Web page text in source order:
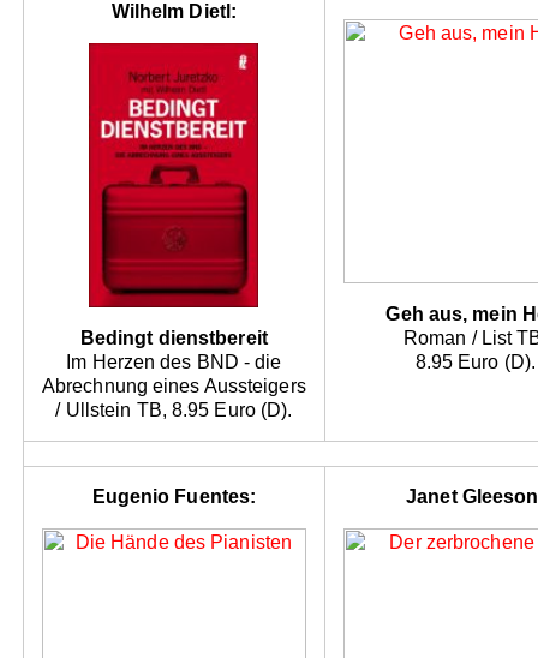
Wilhelm Dietl:
Bedingt dienstbereit
Im Herzen des BND - die
Abrechnung eines Aussteigers
/ Ullstein TB, 8.95 Euro (D).
Geh aus, mein
Roman / List
8.95 Euro (D).
Eugenio Fuentes: Janet